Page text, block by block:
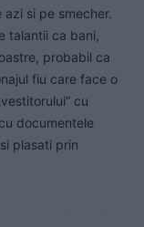
si pe smecher.
talantii ca bani,
probabil ca
fiu care face o
cu
documentele
plasati prin